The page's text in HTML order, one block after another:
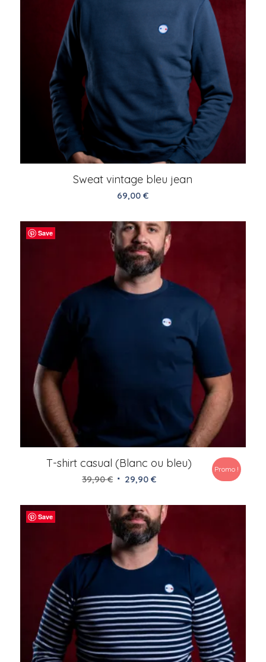
Sweat vintage bleu jean
69,00€
Save
T-shirt casual (Blanc ou bleu)
39,90€ Le
initial
était :
39,90 €.
29,90 €Le
actuel
est :
29,90 €.
Promo !
Save